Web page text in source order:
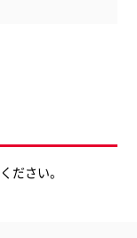
ださい。